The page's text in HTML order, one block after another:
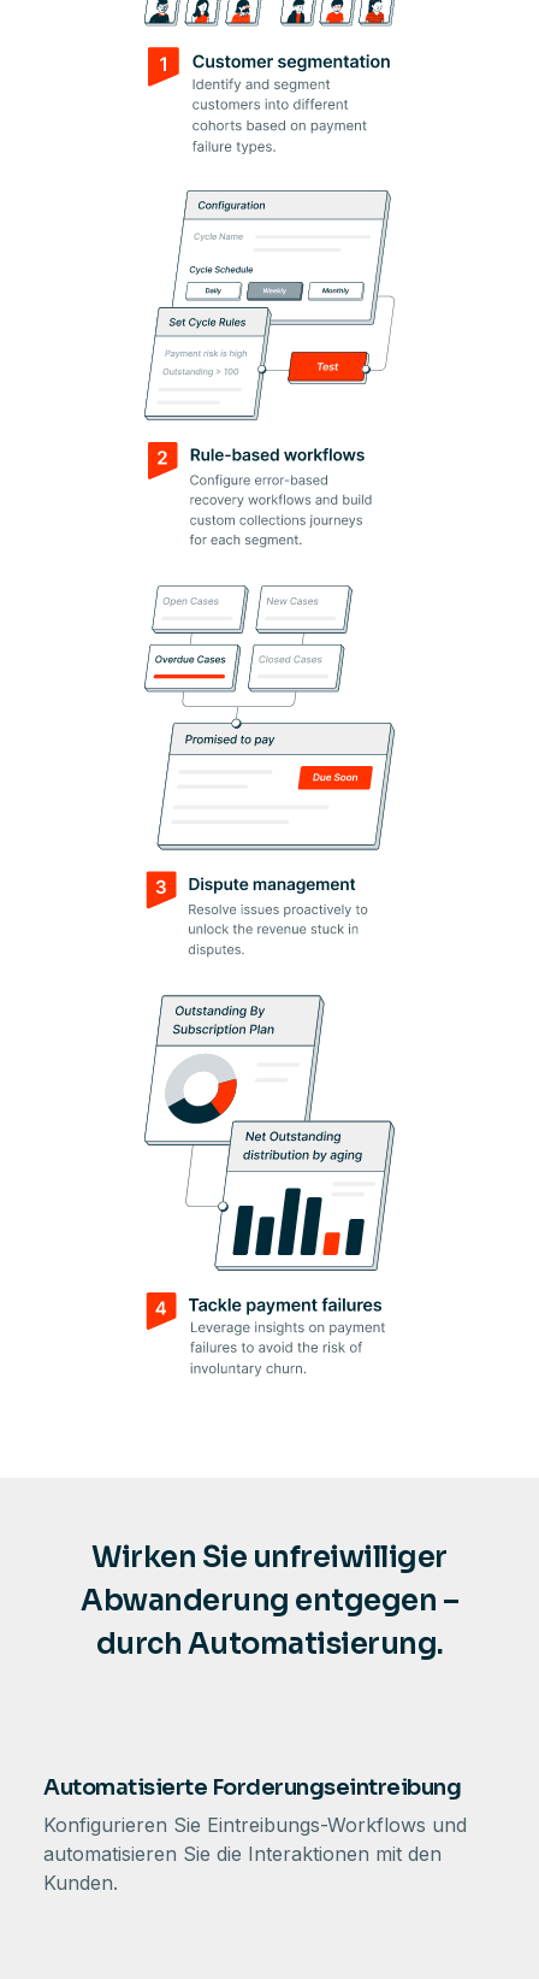
Wirken Sie unfreiwilliger
Abwanderung entgegen –
durch Automatisierung.
Automatisierte Forderungseintreibung
Konfigurieren Sie Eintreibungs-Workflows und
automatisieren Sie die Interaktionen mit den
Kunden.